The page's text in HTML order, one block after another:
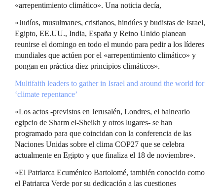
«arrepentimiento climático». Una noticia decía,
«Judíos, musulmanes, cristianos, hindúes y budistas de Israel,
Egipto, EE.UU., India, España y Reino Unido planean
reunirse el domingo en todo el mundo para pedir a los líderes
mundiales que actúen por el «arrepentimiento climático» y
pongan en práctica diez principios climáticos».
Multifaith leaders to gather in Israel and around the world for
‘climate repentance’
«Los actos -previstos en Jerusalén, Londres, el balneario
egipcio de Sharm el-Sheikh y otros lugares- se han
programado para que coincidan con la conferencia de las
Naciones Unidas sobre el clima COP27 que se celebra
actualmente en Egipto y que finaliza el 18 de noviembre».
«El Patriarca Ecuménico Bartolomé, también conocido como
el Patriarca Verde por su dedicación a las cuestiones